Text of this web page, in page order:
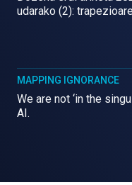
udarako (2):
MAPPING IGNORANCE
We are not ‘in the
AI.